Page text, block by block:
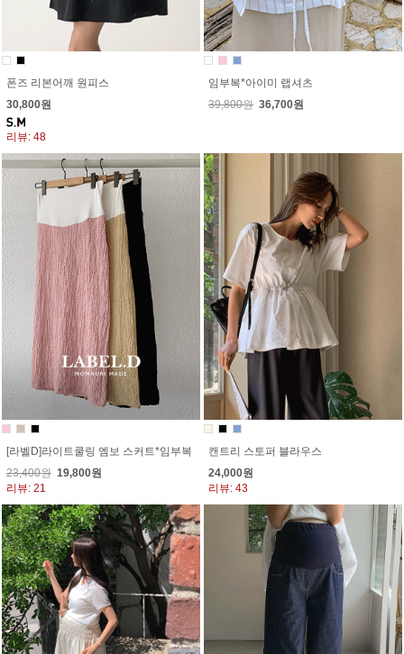
폰즈 리본어깨 원피스
30,800원
리뷰: 48
임부복*아이미 랩셔츠
39,800원 36,700원
[라벨D]라이트쿨링 엠보 스커트*임부복
23,400원 19,800원
리뷰: 21
캔트리 스토퍼 블라우스
24,000원
리뷰: 43